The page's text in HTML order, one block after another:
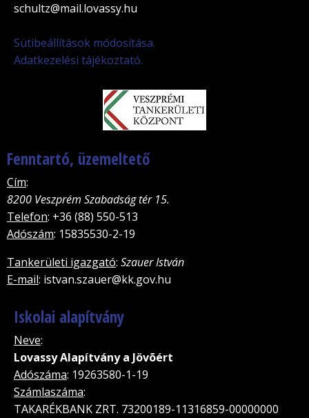
schultz@mail.lovassy.hu
Sütibeállítások módosítása.
Adatkezelési tájékoztató.
Fenntartó, üzemeltető
Cím:
8200 Veszprém Szabadság tér 15.
Telefon: +36 (88) 550-513
Adószám: 15835530-2-19
Tankerületi igazgató: Szauer István
E-mail: istvan.szauer@kk.gov.hu
Iskolai alapítvány
Neve:
Lovassy Alapítvány a Jövõért
Adószáma: 19263580-1-19
Számlaszáma:
TAKARÉKBANK ZRT. 73200189-11316859-00000000